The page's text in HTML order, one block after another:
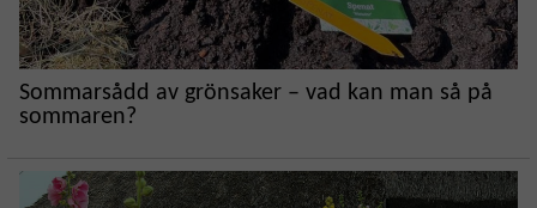
Sommarsådd av grönsaker – vad kan man så på
sommaren?